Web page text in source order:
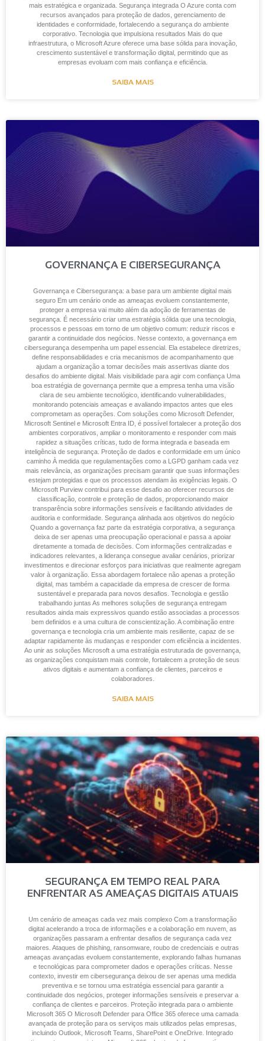
mais estratégica e organizada. Segurança integrada O Azure conta com
recursos avançados para proteção de dados, gerenciamento de
identidades e conformidade, fortalecendo a segurança do ambiente
corporativo. Tecnologia que impulsiona resultados Mais do que
infraestrutura, o Microsoft Azure oferece uma base sólida para inovação,
crescimento sustentável e transformação digital, permitindo que as
empresas evoluam com mais confiança e eficiência.
SAIBA MAIS
GOVERNANÇA E CIBERSEGURANÇA
Governança e Cibersegurança: a base para um ambiente digital mais
seguro Em um cenário onde as ameaças evoluem constantemente,
proteger a empresa vai muito além da adoção de ferramentas de
segurança. É necessário criar uma estratégia sólida que una tecnologia,
processos e pessoas em torno de um objetivo comum: reduzir riscos e
garantir a continuidade dos negócios. Nesse contexto, a governança em
cibersegurança desempenha um papel essencial. Ela estabelece diretrizes,
define responsabilidades e cria mecanismos de acompanhamento que
ajudam a organização a tomar decisões mais assertivas diante dos
desafios do ambiente digital. Mais visibilidade para agir com confiança Uma
boa estratégia de governança permite que a empresa tenha uma visão
clara de seu ambiente tecnológico, identificando vulnerabilidades,
monitorando potenciais ameaças e avaliando impactos antes que eles
comprometam as operações. Com soluções como Microsoft Defender,
Microsoft Sentinel e Microsoft Entra ID, é possível fortalecer a proteção dos
ambientes corporativos, ampliar o monitoramento e responder com mais
rapidez a situações críticas, tudo de forma integrada e baseada em
inteligência de segurança. Proteção de dados e conformidade em um único
caminho À medida que regulamentações como a LGPD ganham cada vez
mais relevância, as organizações precisam garantir que suas informações
estejam protegidas e que os processos atendam às exigências legais. O
Microsoft Purview contribui para esse desafio ao oferecer recursos de
classificação, controle e proteção de dados, proporcionando maior
transparência sobre informações sensíveis e facilitando atividades de
auditoria e conformidade. Segurança alinhada aos objetivos do negócio
Quando a governança faz parte da estratégia corporativa, a segurança
deixa de ser apenas uma preocupação operacional e passa a apoiar
diretamente a tomada de decisões. Com informações centralizadas e
indicadores relevantes, a liderança consegue avaliar cenários, priorizar
investimentos e direcionar esforços para iniciativas que realmente agregam
valor à organização. Essa abordagem fortalece não apenas a proteção
digital, mas também a capacidade da empresa de crescer de forma
sustentável e preparada para novos desafios. Tecnologia e gestão
trabalhando juntas As melhores soluções de segurança entregam
resultados ainda mais expressivos quando estão associadas a processos
bem definidos e a uma cultura de conscientização. A combinação entre
governança e tecnologia cria um ambiente mais resiliente, capaz de se
adaptar rapidamente às mudanças e responder com eficiência a incidentes.
Ao unir as soluções Microsoft a uma estratégia estruturada de governança,
as organizações conquistam mais controle, fortalecem a proteção de seus
ativos digitais e aumentam a confiança de clientes, parceiros e
colaboradores.
SAIBA MAIS
SEGURANÇA EM TEMPO REAL PARA
ENFRENTAR AS AMEAÇAS DIGITAIS ATUAIS
Um cenário de ameaças cada vez mais complexo Com a transformação
digital acelerando a troca de informações e a colaboração em nuvem, as
organizações passaram a enfrentar desafios de segurança cada vez
maiores. Ataques de phishing, ransomware, roubo de credenciais e outras
ameaças avançadas evoluem constantemente, explorando falhas humanas
e tecnológicas para comprometer dados e operações críticas. Nesse
contexto, investir em cibersegurança deixou de ser apenas uma medida
preventiva e se tornou uma estratégia essencial para garantir a
continuidade dos negócios, proteger informações sensíveis e preservar a
confiança de clientes e parceiros. Proteção integrada para o ambiente
Microsoft 365 O Microsoft Defender para Office 365 oferece uma camada
avançada de proteção para os serviços mais utilizados pelas empresas,
incluindo Outlook, Microsoft Teams, SharePoint e OneDrive. Integrado